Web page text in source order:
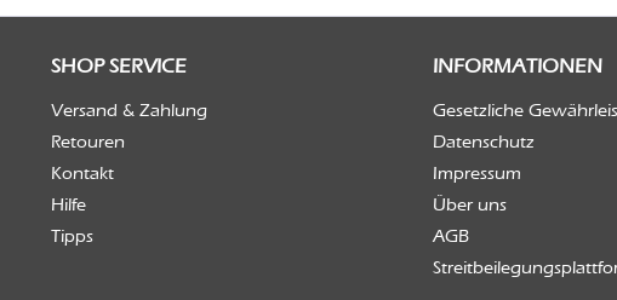
SHOP SERVICE
Versand & Zahlung
Retouren
Kontakt
Hilfe
Tipps
INFORMATIONEN
Gesetzliche
Datenschutz
Impressum
Über uns
AGB